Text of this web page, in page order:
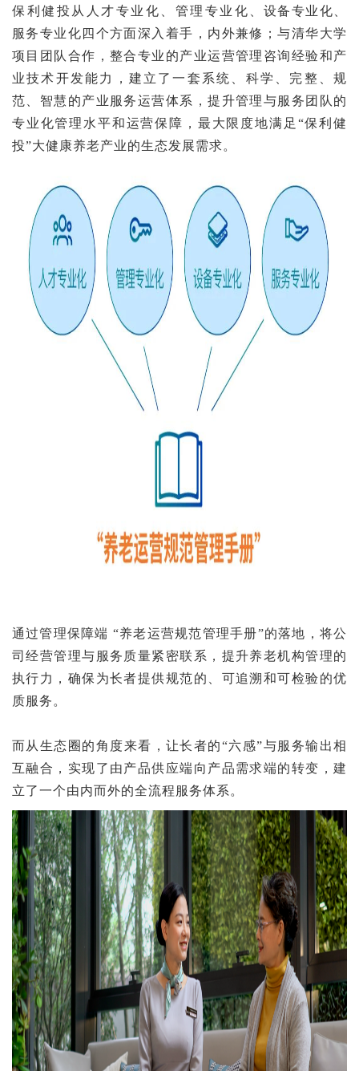
保利健投从人才专业化、管理专业化、设备专业化、
服务专业化四个方面深入着手，内外兼修；与清华大学
项目团队合作，整合专业的产业运营管理咨询经验和产
业技术开发能力，建立了一套系统、科学、完整、规
范、智慧的产业服务运营体系，提升管理与服务团队的
专业化管理水平和运营保障，最大限度地满足“保利健
投”大健康养老产业的生态发展需求。
通过管理保障端 “养老运营规范管理手册”的落地，将公
司经营管理与服务质量紧密联系，提升养老机构管理的
执行力，确保为长者提供规范的、可追溯和可检验的优
质服务。
而从生态圈的角度来看，让长者的“六感”与服务输出相
互融合，实现了由产品供应端向产品需求端的转变，建
立了一个由内而外的全流程服务体系。